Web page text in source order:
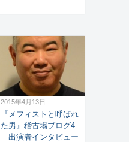
2015年4月13日
『メフィストと呼ばれ
た男』稽古場ブログ4
出演者インタビュー